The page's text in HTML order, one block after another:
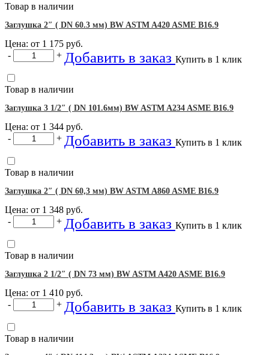
Товар в наличии
Заглушка 2″ ( DN 60.3 мм) BW ASTM A420 ASME B16.9
Цена: от 1 175 руб.
-
+ Добавить в заказ Купить в 1 клик
Товар в наличии
Заглушка 3 1/2″ ( DN 101.6мм) BW ASTM A234 ASME B16.9
Цена: от 1 344 руб.
-
+ Добавить в заказ Купить в 1 клик
Товар в наличии
Заглушка 2″ ( DN 60,3 мм) BW ASTM A860 ASME B16.9
Цена: от 1 348 руб.
-
+ Добавить в заказ Купить в 1 клик
Товар в наличии
Заглушка 2 1/2″ ( DN 73 мм) BW ASTM A420 ASME B16.9
Цена: от 1 410 руб.
-
+ Добавить в заказ Купить в 1 клик
Товар в наличии